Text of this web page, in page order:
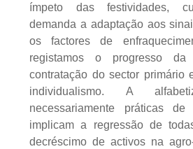
ímpeto das festividades,
demanda a adaptação aos
os factores de
registamos o progresso da
contratação do sector primário
individualismo. A
necessariamente práticas de
implicam a regressão de
decréscimo de activos na